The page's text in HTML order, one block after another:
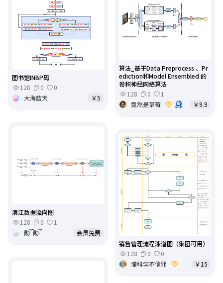
算法_基于Data Preprocess 、Pr
ediction和Model Ensembled 的
卷积神经网络算法
128
0
1
竟然是草莓
￥9.9
图书馆INBP码
128
0
0
大海蓝天
￥5
滨江数据流向图
128
0
1
勋ོ勋ོ
会员免费
销售管理流程泳道图（集团可用）
128
0
0
懂科学不信邪
￥15